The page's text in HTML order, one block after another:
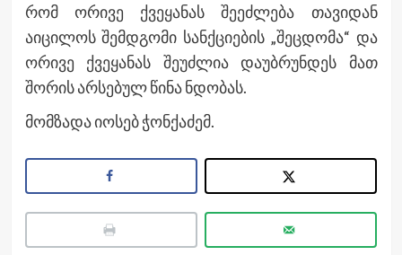
რომ ორივე ქვეყანას შეეძლება თავიდან
აიცილოს შემდგომი სანქციების „შეცდომა“ და
ორივე ქვეყანას შეუძლია დაუბრუნდეს მათ
შორის არსებულ წინა ნდობას.
მომზადა იოსებ ჭონქაძემ.